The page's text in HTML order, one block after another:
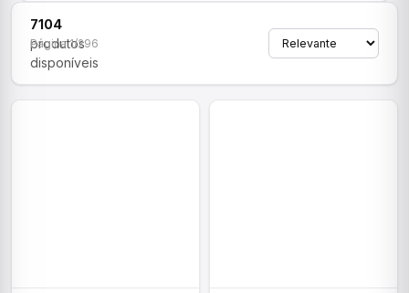
7104
produtos
disponíveis
Página 1/296